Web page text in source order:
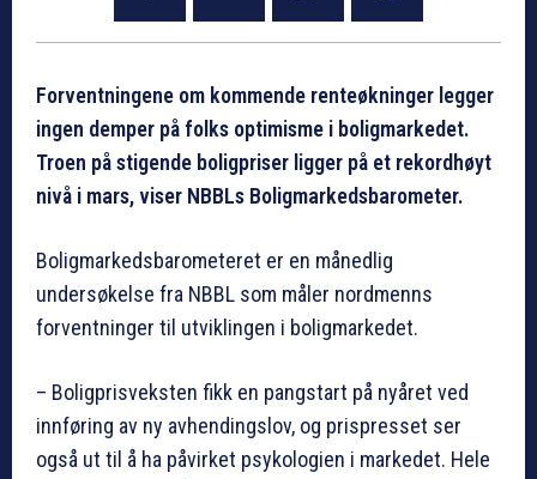
Forventningene om kommende renteøkninger legger
ingen demper på folks optimisme i boligmarkedet.
Troen på stigende boligpriser ligger på et rekordhøyt
nivå i mars, viser NBBLs Boligmarkedsbarometer.
Boligmarkedsbarometeret er en månedlig
undersøkelse fra NBBL som måler nordmenns
forventninger til utviklingen i boligmarkedet.
– Boligprisveksten fikk en pangstart på nyåret ved
innføring av ny avhendingslov, og prispresset ser
også ut til å ha påvirket psykologien i markedet. Hele